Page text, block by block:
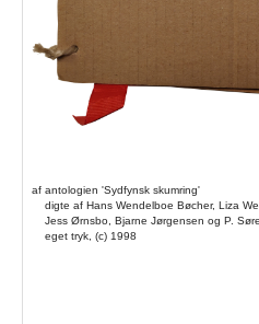
af antologien 'Sydfynsk skumring'
digte af Hans Wendelboe Bøcher, Liza
Jess Ørnsbo, Bjarne Jørgensen og P.
eget tryk, (c) 1998